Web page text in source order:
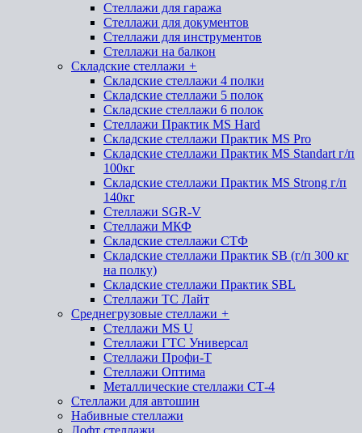
Стеллажи для гаража
Стеллажи для документов
Стеллажи для инструментов
Стеллажи на балкон
Складские стеллажи +
Складские стеллажи 4 полки
Складские стеллажи 5 полок
Складские стеллажи 6 полок
Стеллажи Практик MS Hard
Складские стеллажи Практик MS Pro
Складские стеллажи Практик MS Standart г/п
100кг
Складские стеллажи Практик MS Strong г/п
140кг
Стеллажи SGR-V
Стеллажи МКФ
Складские стеллажи СТФ
Складские стеллажи Практик SB (г/п 300 кг
на полку)
Складские стеллажи Практик SBL
Стеллажи ТС Лайт
Среднегрузовые стеллажи +
Стеллажи MS U
Стеллажи ГТС Универсал
Стеллажи Профи-Т
Стеллажи Оптима
Металлические стеллажи СТ-4
Стеллажи для автошин
Набивные стеллажи
Лофт стеллажи